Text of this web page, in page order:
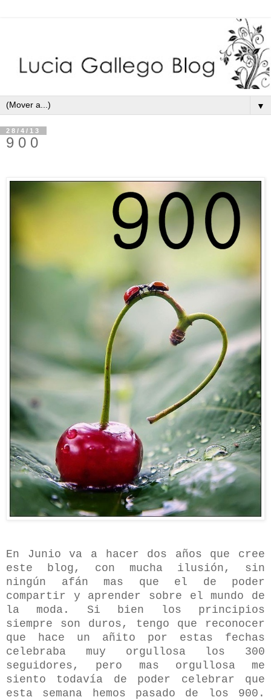
▼
28/4/13
9 0 0
En Junio va a hacer dos años que cree
este blog, con mucha ilusión, sin
ningún afán mas que el de poder
compartir y aprender sobre el mundo de
la moda. Si bien los principios
siempre son duros, tengo que reconocer
que hace un añito por estas fechas
celebraba muy orgullosa los 300
seguidores, pero mas orgullosa me
siento todavía de poder celebrar que
esta semana hemos pasado de los 900.